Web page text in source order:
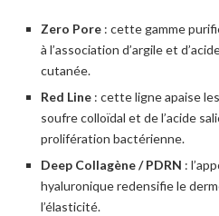
Zero Pore : cette gamme
à l’association d’argile et
cutanée.
Red Line : cette ligne apaise
soufre colloïdal et de l’acide
prolifération bactérienne.
Deep Collagène / PDRN :
hyaluronique redensifie le
l’élasticité.